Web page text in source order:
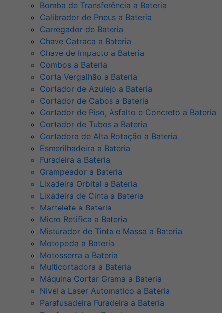
Bomba de Transferência a Bateria
Calibrador de Pneus a Bateria
Carregador de Bateria
Chave Catraca a Bateria
Chave de Impacto a Bateria
Combos a Bateria
Corta Vergalhão a Bateria
Cortador de Azulejo a Bateria
Cortador de Cabos a Bateria
Cortador de Piso, Asfalto e Concreto a Bateria
Cortador de Tubos a Bateria
Cortadora de Alta Rotação a Bateria
Esmerilhadeira a Bateria
Furadeira a Bateria
Grampeador a Bateria
Lixadeira Orbital a Bateria
Lixadeira de Cinta a Bateria
Martelete a Bateria
Micro Retifica a Bateria
Misturador de Tinta e Massa a Bateria
Motopoda a Bateria
Motosserra a Bateria
Multicortadora a Bateria
Máquina Cortar Grama a Bateria
Nivel a Laser Automatico a Bateria
Parafusadeira Furadeira a Bateria